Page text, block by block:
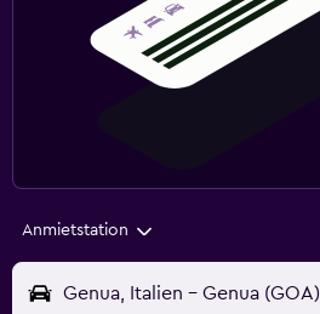
Anmietstation
Genua, Italien - Genua (GOA)